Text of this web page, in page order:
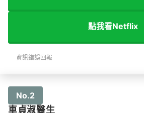
點我看Netflix
資訊錯誤回報
No.2
車貞淑醫生